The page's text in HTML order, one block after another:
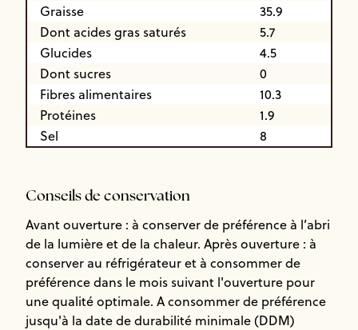
Graisse
35.9
Dont acides gras saturés
5.7
Glucides
4.5
Dont sucres
0
Fibres alimentaires
10.3
Protéines
1.9
Sel
8
Conseils de conservation
Avant ouverture : à conserver de préférence à l’abri
de la lumière et de la chaleur. Après ouverture : à
conserver au réfrigérateur et à consommer de
préférence dans le mois suivant l'ouverture pour
une qualité optimale. A consommer de préférence
jusqu'à la date de durabilité minimale (DDM)